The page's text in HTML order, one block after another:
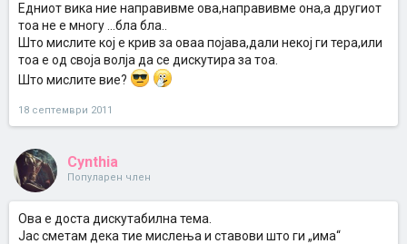
Едниот вика ние направивме ова,направивме она,а другиот
тоа не е многу ...бла бла..
Што мислите кој е крив за оваа појава,дали некој ги тера,или
тоа е од своја волја да се дискутира за тоа.
Што мислите вие?
18 септември 2011
Cynthia
Популарен член
Ова е доста дискутабилна тема.
Јас сметам дека тие мислења и ставови што ги „има“